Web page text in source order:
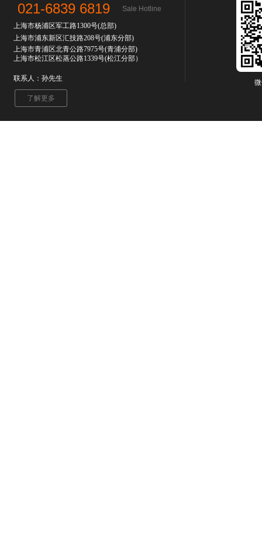
021-6839 6819
上海市杨浦区军工路1300号(总部)
上海市浦东新区汇技路208号(浦东分部)
上海市青浦区北青公路7975号(青浦分部)
上海市松江区松蒸公路1339号(松江分部）
联系人：孙先生
Sale Hotline
了解更多